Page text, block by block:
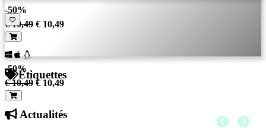
-50%
€ 10,49 € 10,49
-50%
€ 10,49 € 10,49
Étiquettes
Actualités